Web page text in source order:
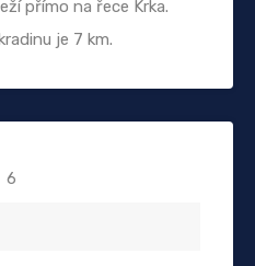
přímo na řece Krka.
je 7 km.
6